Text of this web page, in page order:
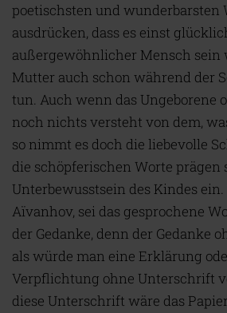
poetischsten und wunderbarsten
ausdrücken, dass es einst
außergewöhnlicher Mensch sein
Mutter auch schon während der
tun. Auch wenn das Ungeborene
noch nichts versteht von dem,
so nimmt es doch die liebevolle
die schöpferischen Worte prägen
Unterbewusstsein des Kindes
Aïvanhov, sei das gesprochene
der Gedanke, denn der Gedanke
als würde man eine Erklärung
Verpflichtung ohne Unterschrift
diese Unterschrift wäre das